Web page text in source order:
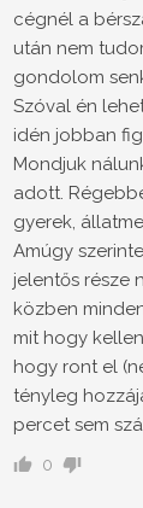
cégnél a
után nem
gondolom
Szóval én
idén jobban
Mondjuk
adott.
gyerek,
Amúgy
jelentős része
közben
mit hogy
hogy ront el
tényleg
percet sem
0